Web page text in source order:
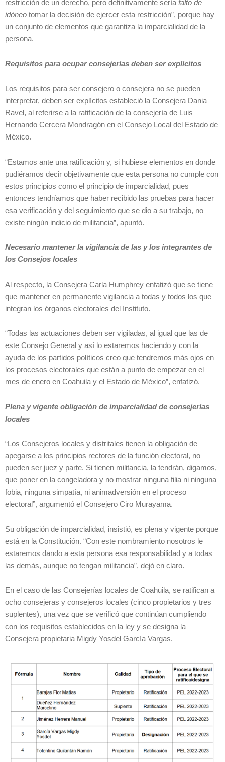
restricción de un derecho, pero definitivamente sería falto de
idóneo tomar la decisión de ejercer esta restricción”, porque hay
un conjunto de elementos que garantiza la imparcialidad de la
persona.
Requisitos para ocupar consejerías deben ser explícitos
Los requisitos para ser consejero o consejera no se pueden
interpretar, deben ser explícitos estableció la Consejera Dania
Ravel, al referirse a la ratificación de la consejería de Luis
Hernando Cercera Mondragón en el Consejo Local del Estado de
México.
“Estamos ante una ratificación y, si hubiese elementos en donde
pudiéramos decir objetivamente que esta persona no cumple con
estos principios como el principio de imparcialidad, pues
entonces tendríamos que haber recibido las pruebas para hacer
esa verificación y del seguimiento que se dio a su trabajo, no
existe ningún indicio de militancia”, apuntó.
Necesario mantener la vigilancia de las y los integrantes de
los Consejos locales
Al respecto, la Consejera Carla Humphrey enfatizó que se tiene
que mantener en permanente vigilancia a todas y todos los que
integran los órganos electorales del Instituto.
“Todas las actuaciones deben ser vigiladas, al igual que las de
este Consejo General y así lo estaremos haciendo y con la
ayuda de los partidos políticos creo que tendremos más ojos en
los procesos electorales que están a punto de empezar en el
mes de enero en Coahuila y el Estado de México”, enfatizó.
Plena y vigente obligación de imparcialidad de consejerías
locales
“Los Consejeros locales y distritales tienen la obligación de
apegarse a los principios rectores de la función electoral, no
pueden ser juez y parte. Si tienen militancia, la tendrán, digamos,
que poner en la congeladora y no mostrar ninguna filia ni ninguna
fobia, ninguna simpatía, ni animadversión en el proceso
electoral”, argumentó el Consejero Ciro Murayama.
Su obligación de imparcialidad, insistió, es plena y vigente porque
está en la Constitución. “Con este nombramiento nosotros le
estaremos dando a esta persona esa responsabilidad y a todas
las demás, aunque no tengan militancia”, dejó en claro.
En el caso de las Consejerías locales de Coahuila, se ratifican a
ocho consejeras y consejeros locales (cinco propietarios y tres
suplentes), una vez que se verificó que continúan cumpliendo
con los requisitos establecidos en la ley y se designa la
Consejera propietaria Migdy Yosdel García Vargas.